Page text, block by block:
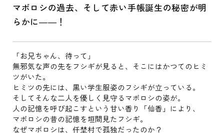
マボロシの過去、そして赤い手帳誕生の秘密が明
らかに――！
「お兄ちゃん、待って」
無邪気な声の先をフシギが見ると、そこにはかつてのヒミ
ツがいた。
ヒミツの先には、黒い学生服姿のフシギが立っている。
そしてそんな二人を優しく見守るマボロシの姿が。
人の記憶を呼び起こすという甘い香り「仙香」により、
マボロシの昔の記憶を垣間見たフシギ。
なぜマボロシは、仟埜村で孤独だったのか？